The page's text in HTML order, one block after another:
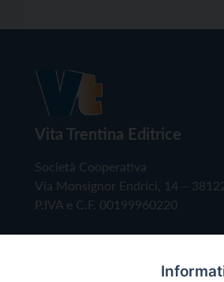
Vita Trentina Editrice
Società Cooperativa
Via Monsignor Endrici, 14 –
P.IVA e C.F. 00199960220